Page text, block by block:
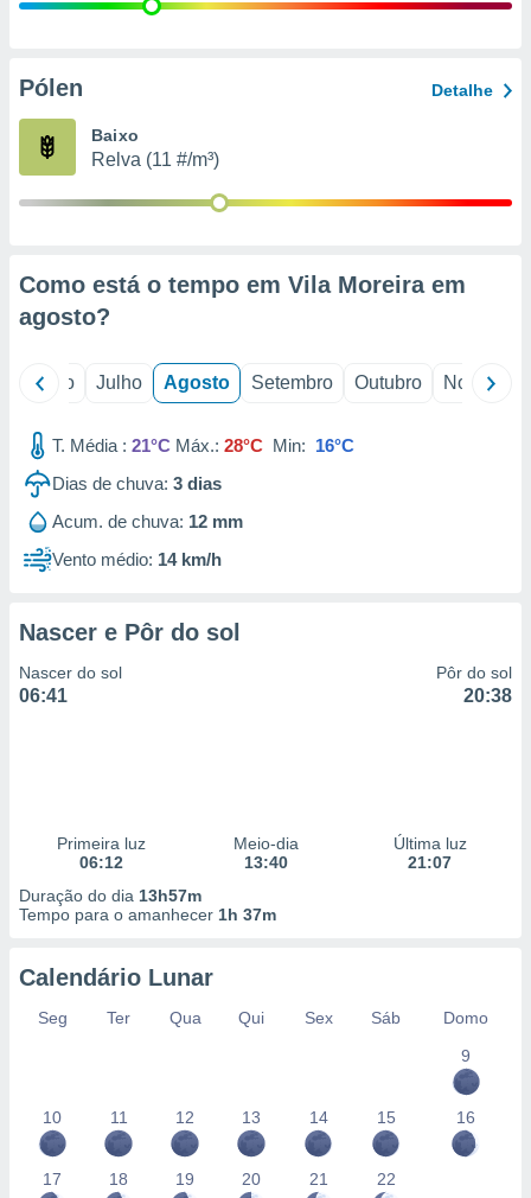
e
de
Pólen Detalhe
Baixo
Relva (11 #/m³)
Como está o tempo em Vila Moreira em
agosto?
Junho Julho Agosto Setembro Outubro Novembro
T. Média : 21°C Máx.: 28°C Min: 16°C
Dias de chuva: 3 dias
Acum. de chuva: 12 mm
Vento médio: 14 km/h
Nascer e Pôr do sol
Nascer do sol
06:41
Pôr do sol
20:38
Primeira luz
06:12
Meio-dia
13:40
Última luz
21:07
Duração do dia 13h57m
Tempo para o amanhecer 1h 37m
Calendário Lunar
Seg Ter Qua Qui Sex Sáb
Domo
9
10 11 12 13 14 15 16
17 18 19 20 21 22